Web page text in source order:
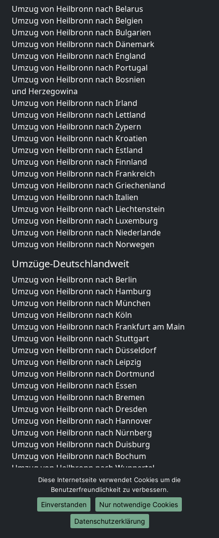
Umzug von Heilbronn nach Belarus
Umzug von Heilbronn nach Belgien
Umzug von Heilbronn nach Bulgarien
Umzug von Heilbronn nach Dänemark
Umzug von Heilbronn nach England
Umzug von Heilbronn nach Portugal
Umzug von Heilbronn nach Bosnien
und Herzegowina
Umzug von Heilbronn nach Irland
Umzug von Heilbronn nach Lettland
Umzug von Heilbronn nach Zypern
Umzug von Heilbronn nach Kroatien
Umzug von Heilbronn nach Estland
Umzug von Heilbronn nach Finnland
Umzug von Heilbronn nach Frankreich
Umzug von Heilbronn nach Griechenland
Umzug von Heilbronn nach Italien
Umzug von Heilbronn nach Liechtenstein
Umzug von Heilbronn nach Luxemburg
Umzug von Heilbronn nach Niederlande
Umzug von Heilbronn nach Norwegen
Umzüge-Deutschlandweit
Umzug von Heilbronn nach Berlin
Umzug von Heilbronn nach Hamburg
Umzug von Heilbronn nach München
Umzug von Heilbronn nach Köln
Umzug von Heilbronn nach Frankfurt am Main
Umzug von Heilbronn nach Stuttgart
Umzug von Heilbronn nach Düsseldorf
Umzug von Heilbronn nach Leipzig
Umzug von Heilbronn nach Dortmund
Umzug von Heilbronn nach Essen
Umzug von Heilbronn nach Bremen
Umzug von Heilbronn nach Dresden
Umzug von Heilbronn nach Hannover
Umzug von Heilbronn nach Nürnberg
Umzug von Heilbronn nach Duisburg
Umzug von Heilbronn nach Bochum
Umzug von Heilbronn nach Wuppertal
Umzug von Heilbronn nach Bielefeld
Umzug von Heilbronn nach Bonn
Umzug von Heilbronn nach Münster
Internationale-Umzüge
Diese Internetseite verwendet Cookies um die
Benutzerfreundlichkeit zu verbessern.
Einverstanden
Nur notwendige Cookies
Datenschutzerklärung